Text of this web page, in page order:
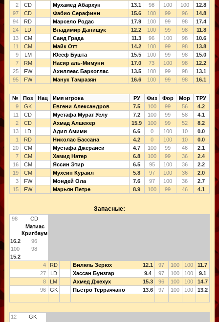
2
CD Мухамед Абархун 13.1 98 100 100
12.8
97
CD Фабио Серафини 15.6 100 99 96
14.8
94
RD Марсело Родас 17.9 100 99 98
17.4
24
LD Владимир Данищук 12.2 100 99 98
11.8
13
CM Саид Града 11.3 96 100 98
10.6
11
CM Майк Отт 14.2 100 99 98
13.8
9
LM Юсеф Бушта 15.5 100 99 98
15.0
7
RM Насир аль-Мимуни 17.0 73 100 98
12.2
25
FW Ахиллеас Баркоглас 13.5 100 99 98
13.1
95
FW Манук Тамразян 16.6 100 99 98 16.1
№ Поз Нац Имя игрока РУ Физ Фор Мор
ТРУ
9
GK Евгени Александров 7.5 100 99 56
4.2
11
CD Мустафа Мурат Услу 7.2 100 99 58
4.1
2
CD Ахмад Алшекер 15.9 100 99 52
8.2
13
LD Адил Амими 6.6 0 100 10
0.0
1
RD Николас Бассана 4.2 0 100 10
0.0
20
CM Мустафа Джераиси 4.7 100 99 46
2.1
7
CM Хамид Натер 6.8 100 99 36
2.4
16
CM Яссин Этир 6.5 95 100 36
2.2
19
CM Мухсин Кураил 5.8 97 100 36
2.0
3
FW Мондей Ола 7.6 97 100 36
2.7
15
FW Марьян Петре 8.9 100 99 46 4.1
Запасные:
98
CD
Матиас
Кригбаум
16.2
96
100
98
15.2
4
RD Биляль Зерюх 12.1 97 100 100
11.7
27
LD Хассан Буизгар 9.4 97 100 100
9.1
8
LM Ахмед Джехух 15.3 96 100 100
14.7
96
GK Пьетро Терраччано 13.6 97 100 100 13.2
12
GK